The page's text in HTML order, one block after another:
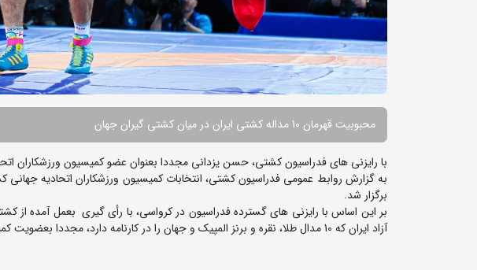
محبوبیت قهرمان 10 مداله کشتی ایران در میان کشتی گیران جهان
با رایزنی های فدراسیون کشتی، حسن یزدانی مجددا بعنوان عضو کمیسیون ورزشکاران
به گزارش روابط عمومی فدراسیون کشتی، انتخابات کمیسیون ورزشکاران اتحادیه
برگزار شد.
بر این اساس با رایزنی های گسترده فدراسیون در کرواسی، با رأی گیری بعمل آمده
آزاد ایران که 10 مدال طلا، نقره و برنز المپیک و جهان را در کارنامه دارد، مجددا بعضویت کمیسیون ورزشکاران اتحادیه جهانی کشتی در آمد.